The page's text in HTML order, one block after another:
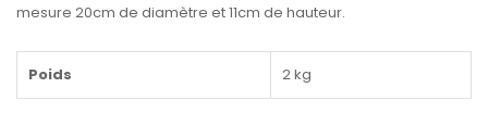
mesure 20cm de diamètre et 11cm de hauteur.
Poids 2 kg